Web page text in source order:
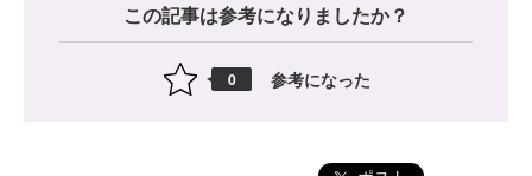
この記事は参考になりましたか？
0 参考になった